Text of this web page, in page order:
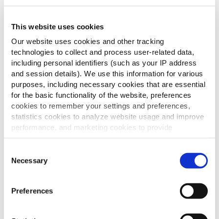
This website uses cookies
Our website uses cookies and other tracking
technologies to collect and process user-related data,
including personal identifiers (such as your IP address
and session details). We use this information for various
purposes, including necessary cookies that are essential
for the basic functionality of the website, preferences
cookies to remember your settings and preferences,
statistics cookies to analyze website usage and improve
performance, and marketing cookies to provide
personalized content and advertising.
By clicking 'Allow all cookies', you consent to the use of
all cookies. If you'd like to customize your preferences,
you can do so by clicking the options below and selecting
'Allow selection.'
To learn more about our cookies, click on "Show details."
Selection
Necessary
Preferences
we hieronder een van onze eigen verbluffende
recepten. De McCain Crispers Topped Chilli is een
ware aanvulling op iedere menukaart en
eenvoudig klaar te maken.
Ingrediënten:
McCain Crispers
Jalapeno pepers
Eén theelepel suiker
Olijfolie